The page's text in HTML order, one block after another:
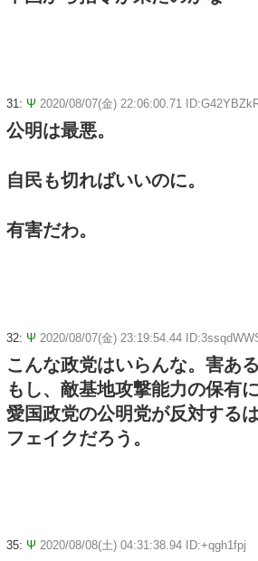
31: Ψ 2020/08/07(金) 22:06:00.71
公明は最悪。
自民も切ればいいのに。
有害だわ。
32: Ψ 2020/08/07(金) 23:19:54.44
こんな政党はいらんな。害ある
もし、敵基地攻撃能力の保有
愛国政党の公明党が反対するは
フェイクだろう。
35: Ψ 2020/08/08(土) 04:31:38.94 ID:+qgh1fpj